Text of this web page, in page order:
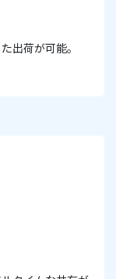
出荷が可能。